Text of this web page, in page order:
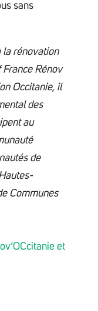
sans
la rénovation
Rénov
Occitanie, il
des
au
de
Communes
et